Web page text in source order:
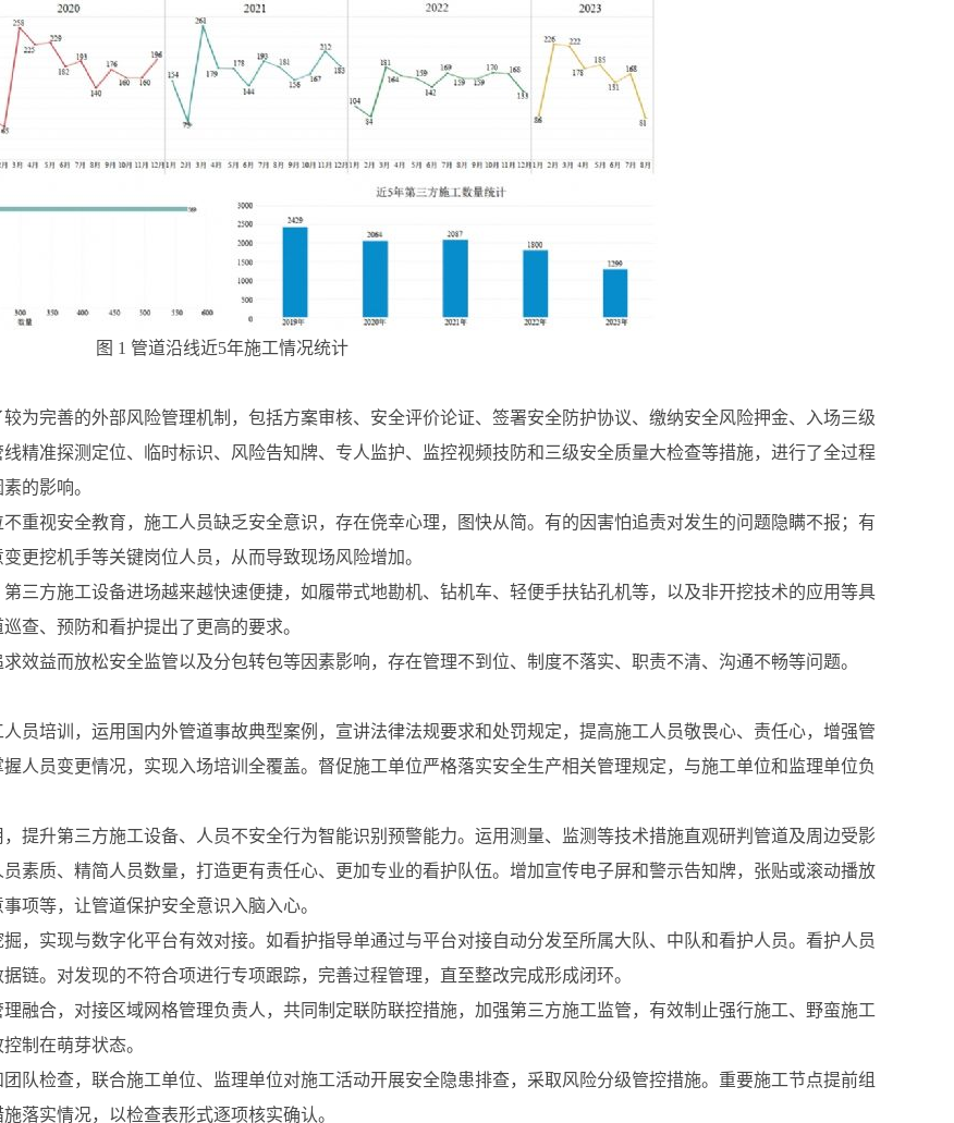
图 1 管道沿线近5年施工情况统计
为完善的外部风险管理机制，包括方案审核、安全评价论证、签署安全防护协议、缴纳安全风险押金、入场三级
精准探测定位、临时标识、风险告知牌、专人监护、监控视频技防和三级安全质量大检查等措施，进行了全过程
的影响。
重视安全教育，施工人员缺乏安全意识，存在侥幸心理，图快从简。有的因害怕追责对发生的问题隐瞒不报；有
更挖机手等关键岗位人员，从而导致现场风险增加。
三方施工设备进场越来越快速便捷，如履带式地勘机、钻机车、轻便手扶钻孔机等，以及非开挖技术的应用等具
查、预防和看护提出了更高的要求。
效益而放松安全监管以及分包转包等因素影响，存在管理不到位、制度不落实、职责不清、沟通不畅等问题。
员培训，运用国内外管道事故典型案例，宣讲法律法规要求和处罚规定，提高施工人员敬畏心、责任心，增强管
人员变更情况，实现入场培训全覆盖。督促施工单位严格落实安全生产相关管理规定，与施工单位和监理单位负
提升第三方施工设备、人员不安全行为智能识别预警能力。运用测量、监测等技术措施直观研判管道及周边受影
素质、精简人员数量，打造更有责任心、更加专业的看护队伍。增加宣传电子屏和警示告知牌，张贴或滚动播放
项等，让管道保护安全意识入脑入心。
，实现与数字化平台有效对接。如看护指导单通过与平台对接自动分发至所属大队、中队和看护人员。看护人员
链。对发现的不符合项进行专项跟踪，完善过程管理，直至整改完成形成闭环。
融合，对接区域网格管理负责人，共同制定联防联控措施，加强第三方施工监管，有效制止强行施工、野蛮施工
制在萌芽状态。
队检查，联合施工单位、监理单位对施工活动开展安全隐患排查，采取风险分级管控措施。重要施工节点提前组
落实情况，以检查表形式逐项核实确认。